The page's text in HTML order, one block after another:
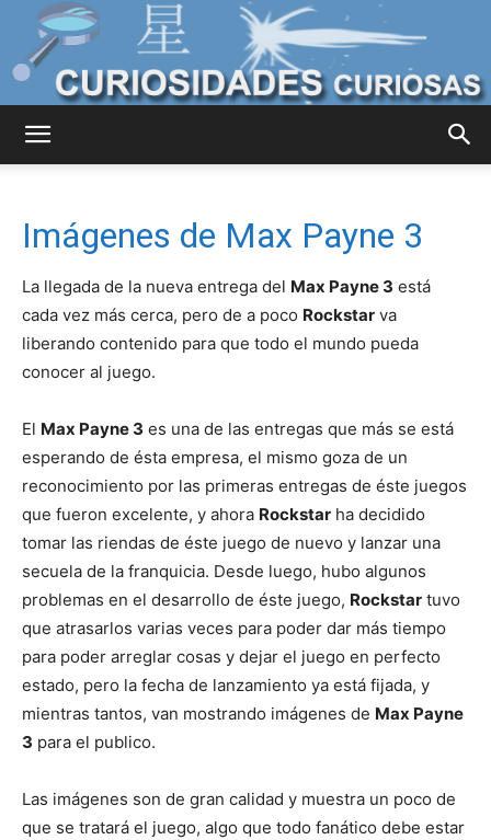
Curiosas
del
Mundo
Imágenes de Max Payne 3
La llegada de la nueva entrega del Max Payne 3 está
cada vez más cerca, pero de a poco Rockstar va
liberando contenido para que todo el mundo pueda
conocer al juego.
El Max Payne 3 es una de las entregas que más se está
esperando de ésta empresa, el mismo goza de un
reconocimiento por las primeras entregas de éste juegos
que fueron excelente, y ahora Rockstar ha decidido
tomar las riendas de éste juego de nuevo y lanzar una
secuela de la franquicia. Desde luego, hubo algunos
problemas en el desarrollo de éste juego, Rockstar tuvo
que atrasarlos varias veces para poder dar más tiempo
para poder arreglar cosas y dejar el juego en perfecto
estado, pero la fecha de lanzamiento ya está fijada, y
mientras tantos, van mostrando imágenes de Max Payne
3 para el publico.
Las imágenes son de gran calidad y muestra un poco de
que se tratará el juego, algo que todo fanático debe estar